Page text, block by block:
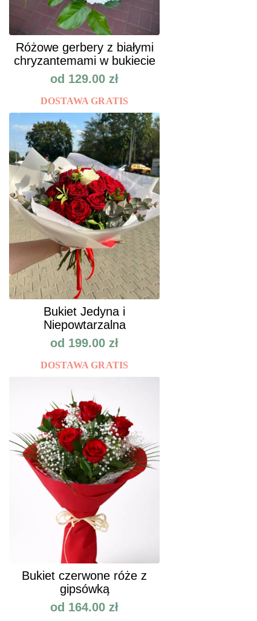
Różowe gerbery z białymi
chryzantemami w bukiecie
od 129.00 zł
DOSTAWA GRATIS
Bukiet Jedyna i
Niepowtarzalna
od 199.00 zł
DOSTAWA GRATIS
Bukiet czerwone róże z
gipsówką
od 164.00 zł